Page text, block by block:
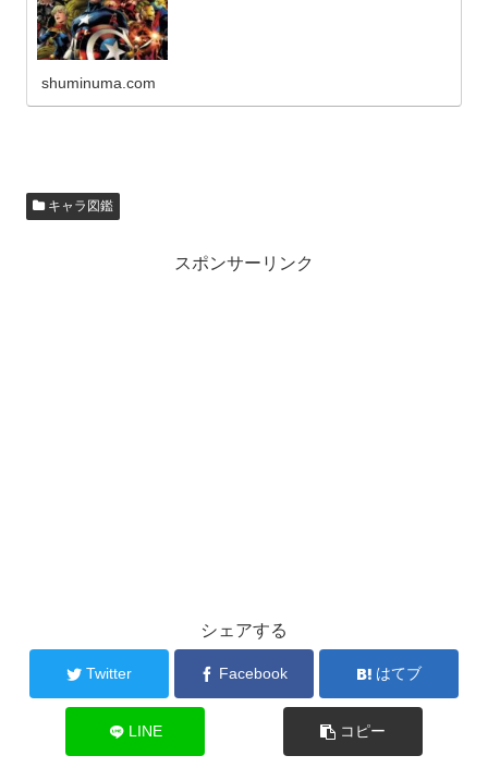
shuminuma.com
キャラ図鑑
スポンサーリンク
シェアする
Twitter Facebook はてブ
LINE コピー